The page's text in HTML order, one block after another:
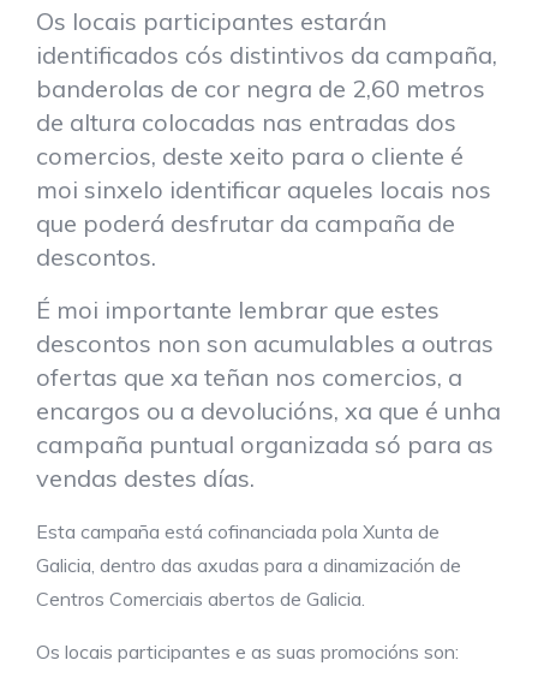
Os locais participantes estarán
identificados cós distintivos da campaña,
banderolas de cor negra de 2,60 metros
de altura colocadas nas entradas dos
comercios, deste xeito para o cliente é
moi sinxelo identificar aqueles locais nos
que poderá desfrutar da campaña de
descontos.
É moi importante lembrar que estes
descontos non son acumulables a outras
ofertas que xa teñan nos comercios, a
encargos ou a devolucións, xa que é unha
campaña puntual organizada só para as
vendas destes días.
Esta campaña está cofinanciada pola Xunta de
Galicia, dentro das axudas para a dinamización de
Centros Comerciais abertos de Galicia.
Os locais participantes e as suas promocións son: